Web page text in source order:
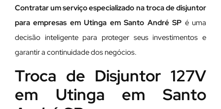
Contratar um serviço especializado na troca de disjuntor
para empresas em Utinga em Santo André SP é uma
decisão inteligente para proteger seus investimentos e
garantir a continuidade dos negócios.
Troca de Disjuntor 127V
em Utinga em Santo